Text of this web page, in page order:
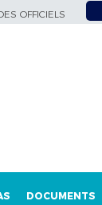
OFFICIELS
DOCUMENTS